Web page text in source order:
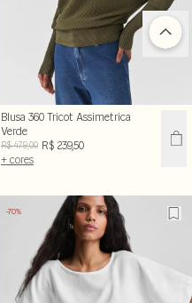
Blusa 360 Tricot Assimetrica
Verde
R$ 479,00 R$ 239,50
+ cores
-70%